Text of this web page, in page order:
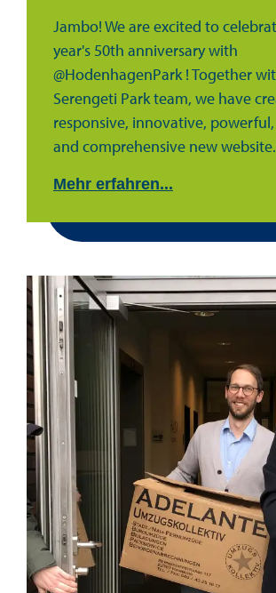
Jambo! We are excited to
year's 50th anniversary with
@HodenhagenPark ! Together
Serengeti Park team, we have
responsive, innovative,
and comprehensive new website.
Mehr erfahren...